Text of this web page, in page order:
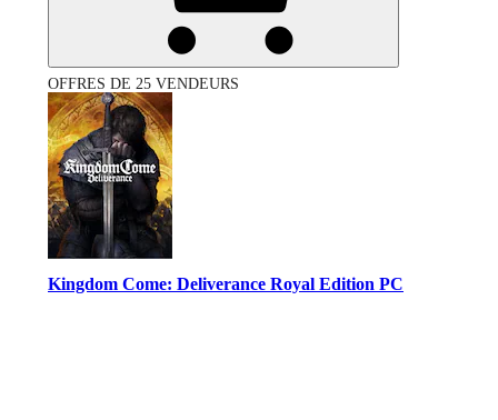
OFFRES DE 25 VENDEURS
Kingdom Come: Deliverance Royal Edition PC